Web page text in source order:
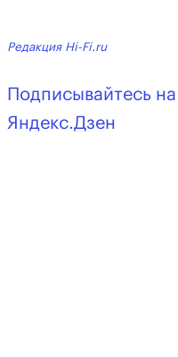
Редакция Hi-Fi.ru
Подписывайтесь
Яндекс.Дзен